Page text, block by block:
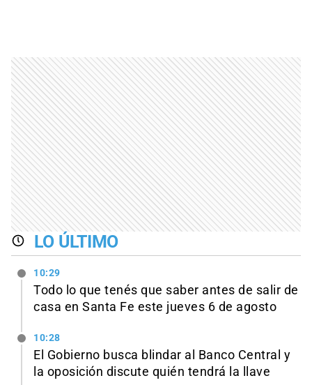
LO ÚLTIMO
10:29
Todo lo que tenés que saber antes de salir de
casa en Santa Fe este jueves 6 de agosto
10:28
El Gobierno busca blindar al Banco Central y
la oposición discute quién tendrá la llave